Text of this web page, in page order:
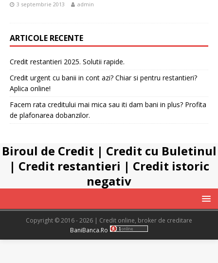
3 septembrie 2013 admin
ARTICOLE RECENTE
Credit restantieri 2025. Solutii rapide.
Credit urgent cu banii in cont azi? Chiar si pentru restantieri?
Aplica online!
Facem rata creditului mai mica sau iti dam bani in plus? Profita
de plafonarea dobanzilor.
Biroul de Credit | Credit cu Buletinul
| Credit restantieri | Credit istoric
negativ
Copyright © 2016 - 2026 | Credit online, broker de creditare
BaniBanca.Ro